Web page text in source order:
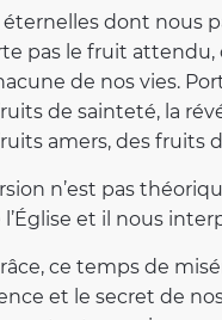
éternelles dont nous
pas le fruit attendu,
de nos vies.
de sainteté, la
amers, des fruits
n’est pas
et il nous
ce temps de
et le secret de